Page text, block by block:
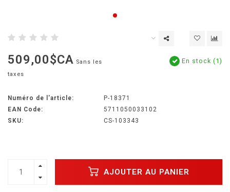
509,00$CA Sans les
taxes
En stock (1)
Numéro de l'article:
P-18371
EAN Code:
5711050033102
SKU:
CS-103343
AJOUTER AU PANIER